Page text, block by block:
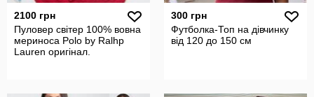
2100 грн
Пуловер світер 100% вовна
мериноса Polo by Ralhp
Lauren оригінал.
300 грн
Футболка-Топ на дівчинку
від 120 до 150 см